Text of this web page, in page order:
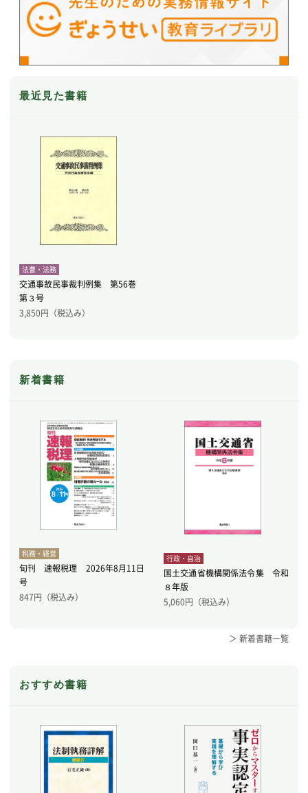
最近見た書籍
法曹・法務
交通事故民事裁判例集 第56巻
第３号
3,850円（税込み）
新着書籍
税務・経営
旬刊 速報税理 2026年8月11日
号
847円（税込み）
行政・自治
国土交通省機構関係法令集 令和
８年版
5,060円（税込み）
＞ 新着書籍一覧
おすすめ書籍